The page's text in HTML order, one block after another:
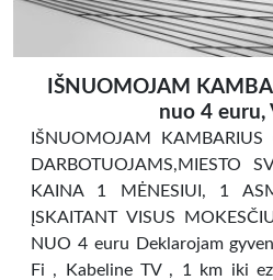
IŠNUOMOJAM
nuo 4 euru,
IŠNUOMOJAM
DARBOTUOJAMS,MIESTO
KAINA 1 MĖNESIUI, 1
ĮSKAITANT VISUS
NUO 4 euru Deklarojam
Fi , Kabeline TV , 1 km iki